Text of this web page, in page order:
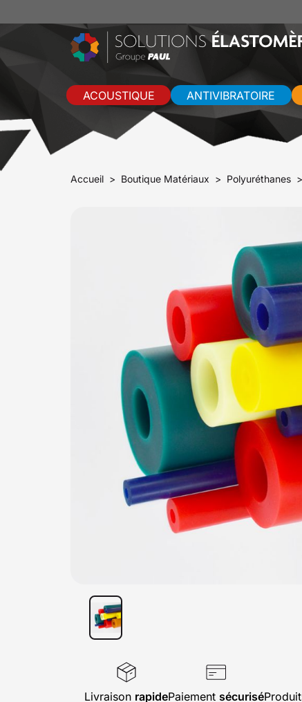
ACOUSTIQUE ANTIVIBRATOIRE
Accueil Boutique Matériaux Polyuréthanes
Livraison rapidePaiement sécurisé